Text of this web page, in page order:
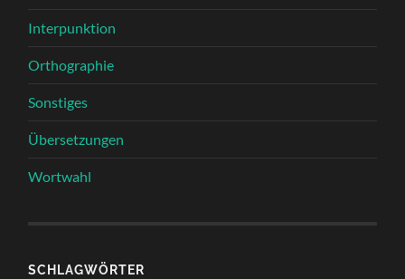
Interpunktion
Orthographie
Sonstiges
Übersetzungen
Wortwahl
SCHLAGWÖRTER